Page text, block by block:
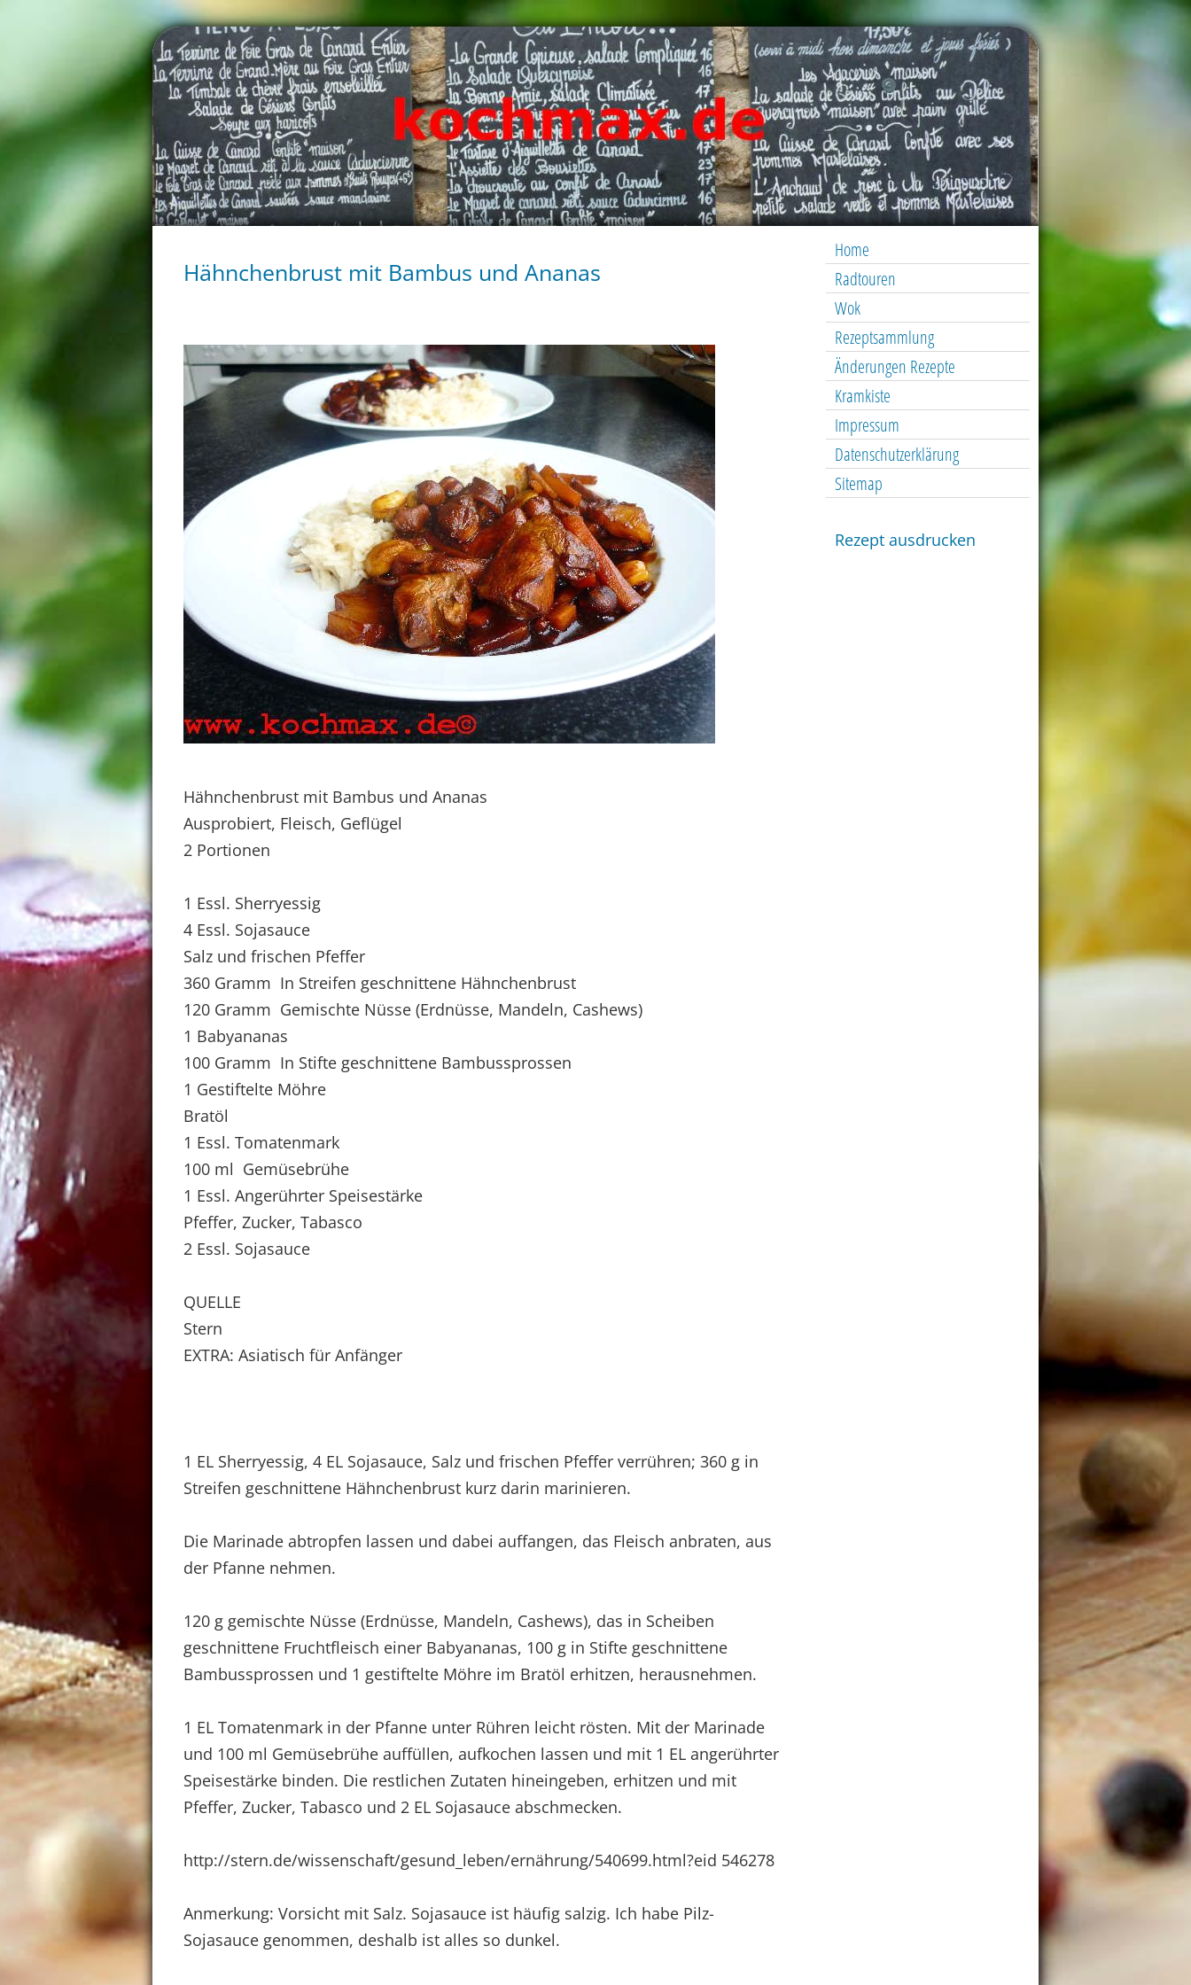
Home
Radtouren
Wok
Rezeptsammlung
Änderungen Rezepte
Kramkiste
Impressum
Datenschutzerklärung
Sitemap
Rezept ausdrucken
Hähnchenbrust mit Bambus und Ananas
Hähnchenbrust mit Bambus und Ananas
Ausprobiert, Fleisch, Geflügel
2 Portionen
1 Essl. Sherryessig
4 Essl. Sojasauce
Salz und frischen Pfeffer
360 Gramm In Streifen geschnittene Hähnchenbrust
120 Gramm Gemischte Nüsse (Erdnüsse, Mandeln, Cashews)
1 Babyananas
100 Gramm In Stifte geschnittene Bambussprossen
1 Gestiftelte Möhre
Bratöl
1 Essl. Tomatenmark
100 ml Gemüsebrühe
1 Essl. Angerührter Speisestärke
Pfeffer, Zucker, Tabasco
2 Essl. Sojasauce
QUELLE
Stern
EXTRA: Asiatisch für Anfänger
1 EL Sherryessig, 4 EL Sojasauce, Salz und frischen Pfeffer verrühren; 360 g in
Streifen geschnittene Hähnchenbrust kurz darin marinieren.
Die Marinade abtropfen lassen und dabei auffangen, das Fleisch anbraten, aus
der Pfanne nehmen.
120 g gemischte Nüsse (Erdnüsse, Mandeln, Cashews), das in Scheiben
geschnittene Fruchtfleisch einer Babyananas, 100 g in Stifte geschnittene
Bambussprossen und 1 gestiftelte Möhre im Bratöl erhitzen, herausnehmen.
1 EL Tomatenmark in der Pfanne unter Rühren leicht rösten. Mit der Marinade
und 100 ml Gemüsebrühe auffüllen, aufkochen lassen und mit 1 EL angerührter
Speisestärke binden. Die restlichen Zutaten hineingeben, erhitzen und mit
Pfeffer, Zucker, Tabasco und 2 EL Sojasauce abschmecken.
http://stern.de/wissenschaft/gesund_leben/ernährung/540699.html?eid 546278
Anmerkung: Vorsicht mit Salz. Sojasauce ist häufig salzig. Ich habe Pilz-
Sojasauce genommen, deshalb ist alles so dunkel.